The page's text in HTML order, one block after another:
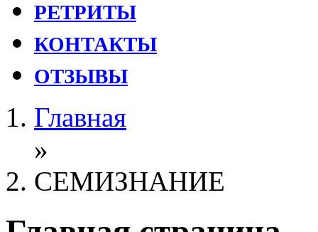
РЕТРИТЫ
КОНТАКТЫ
ОТЗЫВЫ
Главная
»
СЕМИЗНАНИЕ